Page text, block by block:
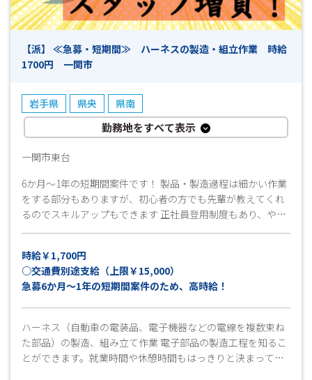
【派】 ≪急募・短期間≫ ハーネスの製造・組立作業 時給
1700円 一関市
岩手県 県央 県南
勤務地をすべて表示
一関市東台
6か月～1年の短期間案件です！ 製品・製造過程は細かい作業
をする部分もありますが、初心者の方でも先輩が教えてくれ
るのでスキルアップもできます 正社員登用制度もあり、やる
時給￥1,700円
○交通費別途支給（上限￥15,000）
急募6か月～1年の短期間案件のため、高時給！
ハーネス（自動車の電装品、電子機器などの電線を複数束ね
た部品）の製造、組み立て作業 電子部品の製造工程を知るこ
とができます。就業時間や休憩時間もはっきりと決まってい